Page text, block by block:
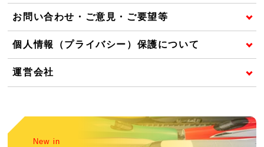
お問い合わせ・ご意見・ご要望等
個人情報（プライバシー）保護について
運営会社
New in